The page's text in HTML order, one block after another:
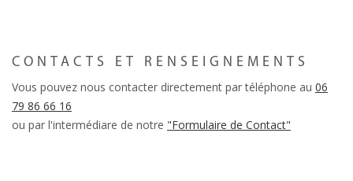
CONTACTS ET RENSEIGNEMENTS
Vous pouvez nous contacter directement par téléphone au 06
79 86 66 16
ou par l'intermédiare de notre "Formulaire de Contact"